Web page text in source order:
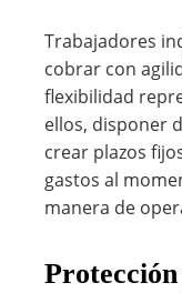
Trabajadores
cobrar con
flexibilidad
ellos, disponer
crear plazos
gastos al
manera de